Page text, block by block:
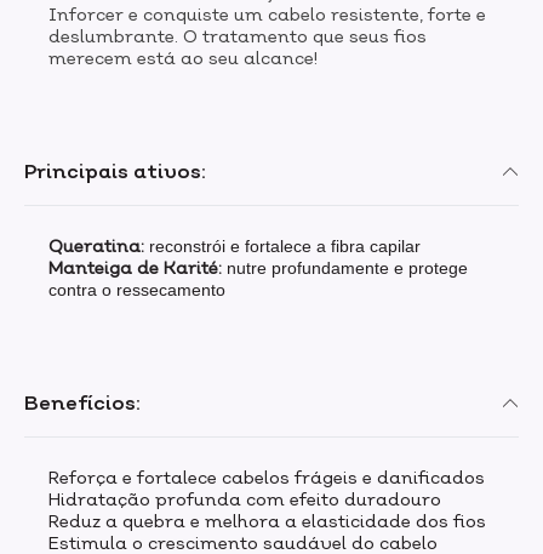
Benefícios:
Reforça e fortalece cabelos frágeis e danificados
Hidratação profunda com efeito duradouro
Reduz a quebra e melhora a elasticidade dos fios
Estimula o crescimento saudável do cabelo
Principais ativos:
Queratina: reconstrói e fortalece a fibra capilar
Manteiga de Karité: nutre profundamente e protege
contra o ressecamento
Inforcer e conquiste um cabelo resistente, forte e
deslumbrante. O tratamento que seus fios
merecem está ao seu alcance!